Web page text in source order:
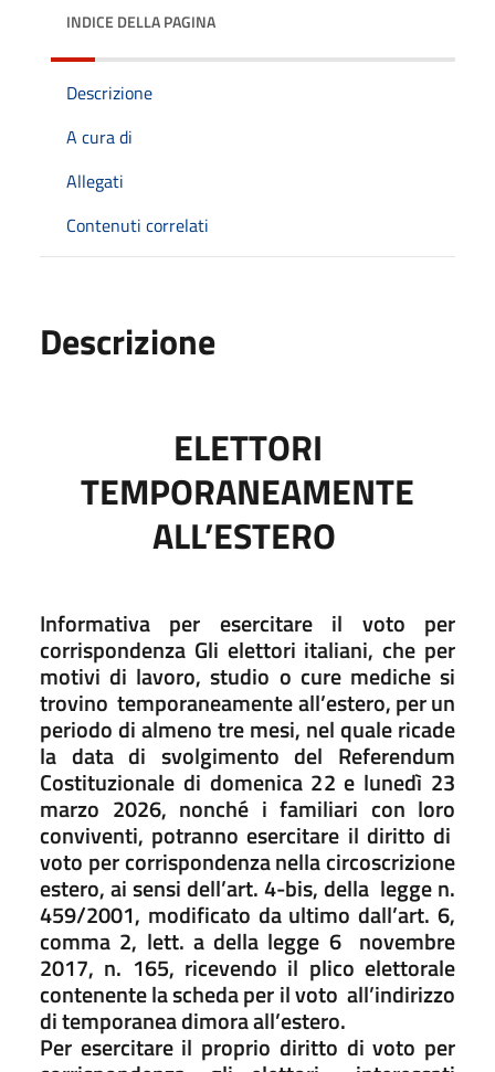
INDICE DELLA PAGINA
Descrizione
A cura di
Allegati
Contenuti correlati
Descrizione
ELETTORI
TEMPORANEAMENTE
ALL’ESTERO
Informativa per esercitare il voto per
corrispondenza Gli elettori italiani, che per
motivi di lavoro, studio o cure mediche si
trovino temporaneamente all’estero, per un
periodo di almeno tre mesi, nel quale ricade
la data di svolgimento del Referendum
Costituzionale di domenica 22 e lunedì 23
marzo 2026, nonché i familiari con loro
conviventi, potranno esercitare il diritto di
voto per corrispondenza nella circoscrizione
estero, ai sensi dell’art. 4-bis, della legge n.
459/2001, modificato da ultimo dall’art. 6,
comma 2, lett. a della legge 6 novembre
2017, n. 165, ricevendo il plico elettorale
contenente la scheda per il voto all’indirizzo
di temporanea dimora all’estero.
Per esercitare il proprio diritto di voto per